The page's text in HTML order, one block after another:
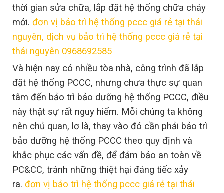
thời gian sửa chữa, lắp đặt hệ thống chữa cháy
mới. đơn vị bảo trì hệ thống pccc giá rẻ tại thái
nguyên, dịch vụ bảo trì hệ thống pccc giá rẻ tại
thái nguyên 0968692585
Và hiện nay có nhiều tòa nhà, công trình đã lắp
đặt hệ thống PCCC, nhưng chưa thực sự quan
tâm đến bảo trì bảo dưỡng hệ thống PCCC, điều
này thật sự rất nguy hiểm. Mỗi chúng ta không
nên chủ quan, lơ là, thay vào đó cần phải bảo trì
bảo dưỡng hệ thống PCCC theo quy định và
khắc phục các vấn đề, để đảm bảo an toàn về
PC&CC, tránh những thiệt hại đáng tiếc xảy
ra. đơn vị bảo trì hệ thống pccc giá rẻ tại thái